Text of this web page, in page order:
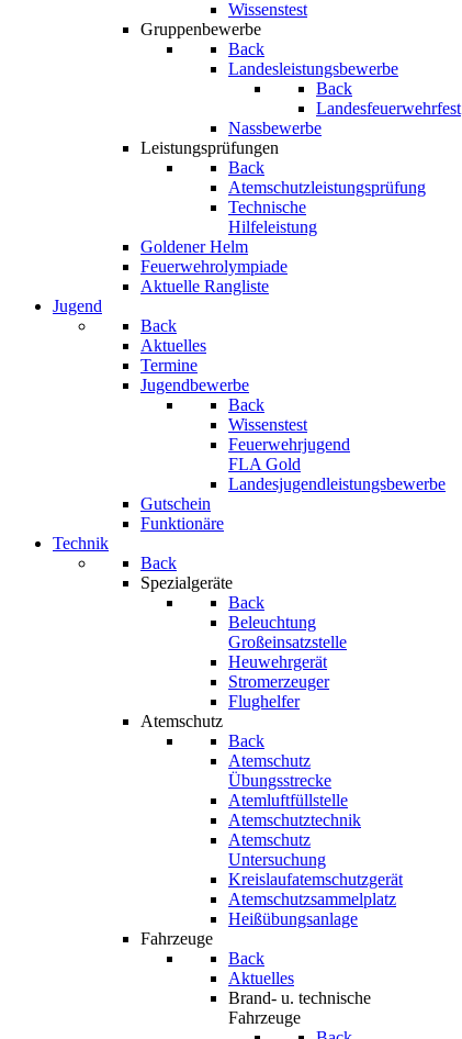
Wissenstest
Gruppenbewerbe
Back
Landesleistungsbewerbe
Back
Landesfeuerwehrfest
Nassbewerbe
Leistungsprüfungen
Back
Atemschutzleistungsprüfung
Technische
Hilfeleistung
Goldener Helm
Feuerwehrolympiade
Aktuelle Rangliste
Jugend
Back
Aktuelles
Termine
Jugendbewerbe
Back
Wissenstest
Feuerwehrjugend
FLA Gold
Landesjugendleistungsbewerbe
Gutschein
Funktionäre
Technik
Back
Spezialgeräte
Back
Beleuchtung
Großeinsatzstelle
Heuwehrgerät
Stromerzeuger
Flughelfer
Atemschutz
Back
Atemschutz
Übungsstrecke
Atemluftfüllstelle
Atemschutztechnik
Atemschutz
Untersuchung
Kreislaufatemschutzgerät
Atemschutzsammelplatz
Heißübungsanlage
Fahrzeuge
Back
Aktuelles
Brand- u. technische
Fahrzeuge